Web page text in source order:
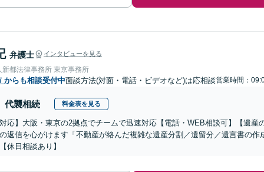
弁護士 インタビューを見る
新都法律事務所 東京事務所
からも相談受付中面談方法(対面・電話・ビデオなど)は応相談営業時間：
代襲相続 料金表を見る
応】大阪・東京の2拠点でチームで迅速対応【電話・WEB相談可】【遺産
返信を心がけます「不動産が絡んだ複雑な遺産分割／遺留分／遺言書の
休日相談あり】